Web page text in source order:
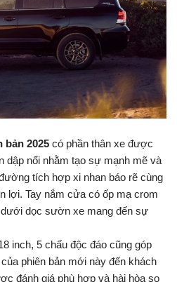
bản 2025 có phần thân xe được
dập nổi nhằm tạo sự mạnh mẽ và
tích hợp xi nhan báo rẽ cùng
lợi. Tay nắm cửa có ốp mạ crom
dọc sườn xe mang đến sự
inch, 5 chấu độc đáo cũng góp
phiên bản mới này đến khách
đánh giá phù hợp và hài hòa so